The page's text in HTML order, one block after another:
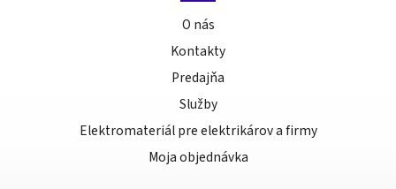
O nás
Kontakty
Predajňa
Služby
Elektromateriál pre elektrikárov a firmy
Moja objednávka